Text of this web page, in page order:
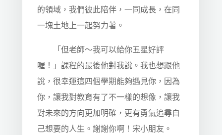
的領域，我們彼此陪伴，一同成長，在同
一塊土地上一起努力著。
「但老師～我可以給你五星好評
喔！」課程的最後他對我說。我也想跟他
說，很幸運這四個學期能夠遇見你，因為
你，讓我對教育有了不一樣的想像，讓我
對未來的方向更加明確，更有勇氣追尋自
己想要的人生。謝謝你啊！宋小朋友。